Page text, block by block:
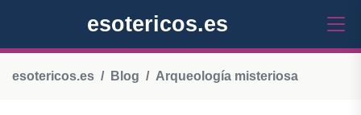
esotericos.es
esotericos.es Blog Arqueología misteriosa